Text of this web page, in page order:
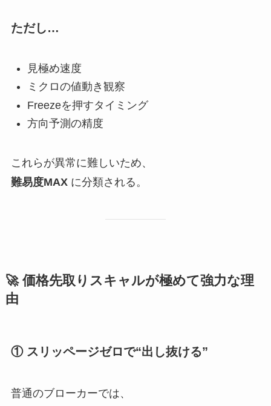
ただし…
見極め速度
ミクロの値動き観察
Freezeを押すタイミング
方向予測の精度
これらが異常に難しいため、
難易度MAXに分類される。
🚀 価格先取りスキャルが極めて強力な理
由
① スリッページゼロで“出し抜ける”
普通のブローカーでは、